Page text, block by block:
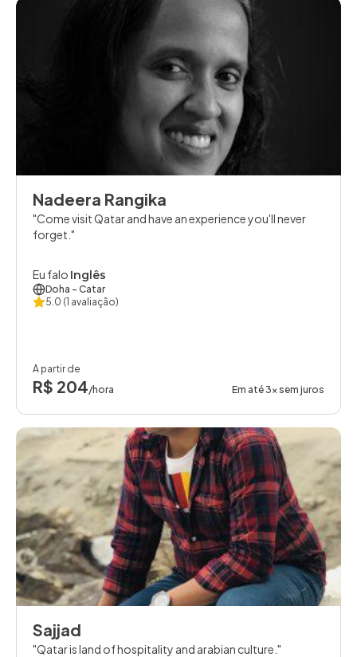
Nadeera Rangika
Come visit Qatar and have an experience you'll never
forget.
Eu falo Inglês
Doha - Catar
5.0 (1 avaliação)
A partir de
R$ 204/hora Em até 3x sem juros
Sajjad
Qatar is land of hospitality and arabian culture.